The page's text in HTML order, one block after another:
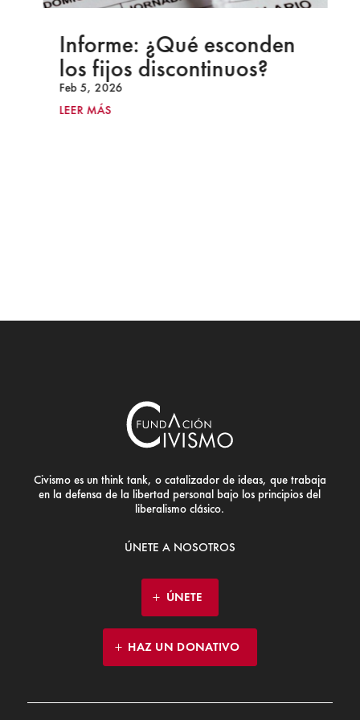
Informe: ¿Qué esconden
los fijos discontinuos?
Feb 5, 2026
LEER MÁS
Civismo es un think tank, o catalizador de ideas, que trabaja
en la defensa de la libertad personal bajo los principios del
liberalismo clásico.
ÚNETE A NOSOTROS
ÚNETE
HAZ UN DONATIVO